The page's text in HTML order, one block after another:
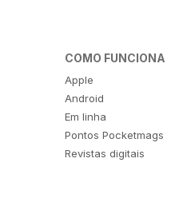
COMO FUNCIONA
Apple
Android
Em linha
Pontos Pocketmags
Revistas digitais